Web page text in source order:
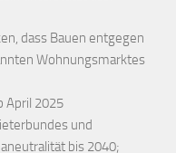
dass Bauen entgegen
Wohnungsmarktes
April 2025
und
bis 2040;